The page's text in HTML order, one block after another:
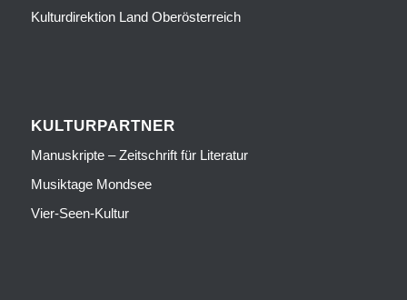
Kulturdirektion Land Oberösterreich
KULTURPARTNER
Manuskripte – Zeitschrift für Literatur
Musiktage Mondsee
Vier-Seen-Kultur